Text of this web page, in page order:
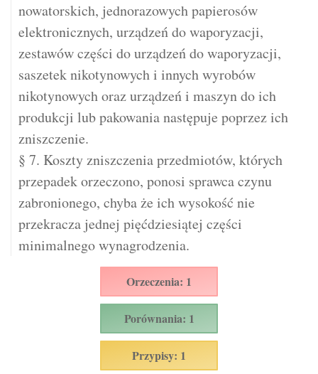
nowatorskich, jednorazowych papierosów
elektronicznych, urządzeń do waporyzacji,
zestawów części do urządzeń do waporyzacji,
saszetek nikotynowych i innych wyrobów
nikotynowych oraz urządzeń i maszyn do ich
produkcji lub pakowania następuje poprzez ich
zniszczenie.
§ 7. Koszty zniszczenia przedmiotów, których
przepadek orzeczono, ponosi sprawca czynu
zabronionego, chyba że ich wysokość nie
przekracza jednej pięćdziesiątej części
minimalnego wynagrodzenia.
Orzeczenia: 1
Porównania: 1
Przypisy: 1